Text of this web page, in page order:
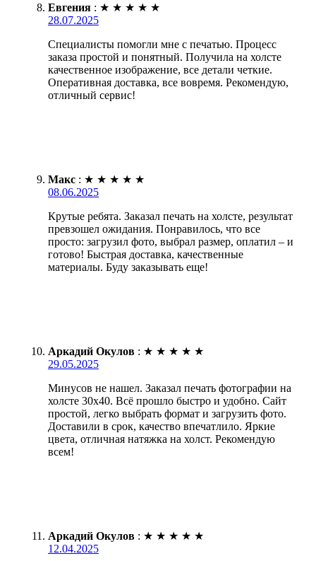
Евгения : ★ ★ ★ ★ ★
28.07.2025
Специалисты помогли мне с печатью. Процесс
заказа простой и понятный. Получила на холсте
качественное изображение, все детали четкие.
Оперативная доставка, все вовремя. Рекомендую,
отличный сервис!
Макс : ★ ★ ★ ★ ★
08.06.2025
Крутые ребята. Заказал печать на холсте, результат
превзошел ожидания. Понравилось, что все
просто: загрузил фото, выбрал размер, оплатил – и
готово! Быстрая доставка, качественные
материалы. Буду заказывать еще!
Аркадий Окулов : ★ ★ ★ ★ ★
29.05.2025
Минусов не нашел. Заказал печать фотографии на
холсте 30х40. Всё прошло быстро и удобно. Сайт
простой, легко выбрать формат и загрузить фото.
Доставили в срок, качество впечатлило. Яркие
цвета, отличная натяжка на холст. Рекомендую
всем!
Аркадий Окулов : ★ ★ ★ ★ ★
12.04.2025